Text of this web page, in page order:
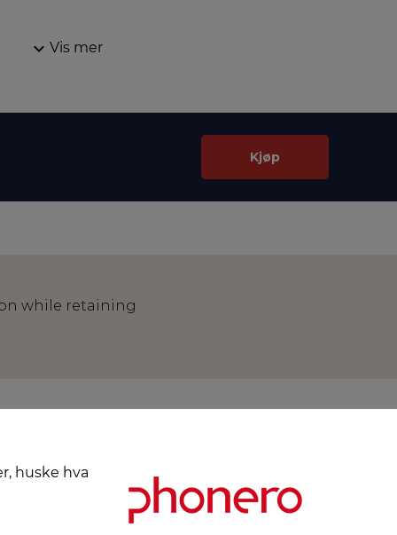
huske hva
Vis mer
Kjøp
while retaining